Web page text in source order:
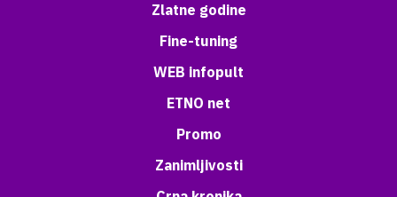
Zlatne godine
Fine-tuning
WEB infopult
ETNO net
Promo
Zanimljivosti